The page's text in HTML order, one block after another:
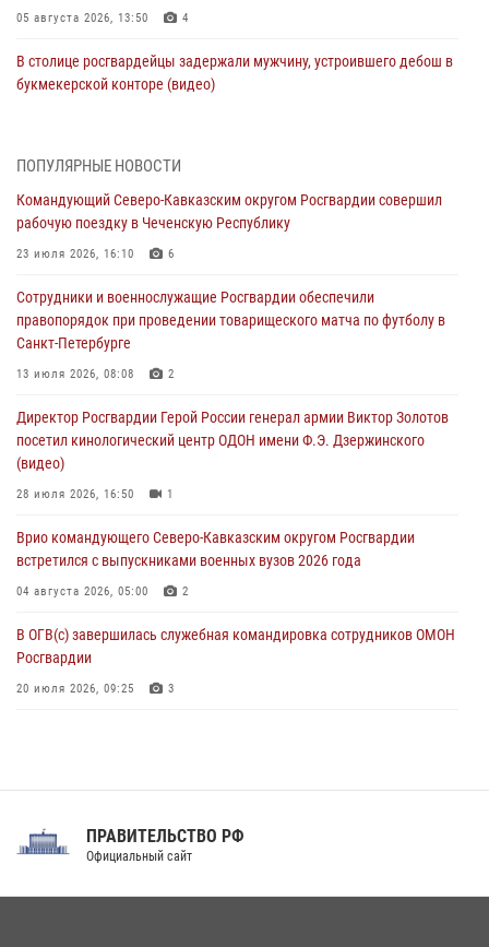
05 августа 2026, 13:50 4
В столице росгвардейцы задержали мужчину, устроившего дебош в
букмекерской конторе (видео)
В Удмуртии при силовой поддержке спецназа Росгвардии
оздоровительных услуг (видео)
05 августа 2026, 13:20
посетили мастер-класс по художественной гимнастике
05 августа 2026, 13:00 3
Офицеры Росгвардии и ветераны войск правопорядка почтили
05 августа 2026, 12:40
Росгвардейцы приняли участие в акции «Волна памяти»,
посвящённой 83‑й годовщине освобождения Белгорода от
05 августа 2026, 12:13 1
ПОПУЛЯРНЫЕ НОВОСТИ
Командующий Северо-Кавказским округом Росгвардии совершил
рабочую поездку в Чеченскую Республику
23 июля 2026, 16:10 6
Сотрудники и военнослужащие Росгвардии обеспечили
правопорядок при проведении товарищеского матча по футболу в
Санкт-Петербурге
13 июля 2026, 08:08 2
Директор Росгвардии Герой России генерал армии Виктор Золотов
посетил кинологический центр ОДОН имени Ф.Э. Дзержинского
(видео)
28 июля 2026, 16:50 1
Врио командующего Северо-Кавказским округом Росгвардии
встретился с выпускниками военных вузов 2026 года
04 августа 2026, 05:00 2
В ОГВ(с) завершилась служебная командировка сотрудников ОМОН
Росгвардии
20 июля 2026, 09:25 3
Праздник «Один день с Росгвардией» к 105-летию Центрального
ПРАВИТЕЛЬСТВО РФ
Официальный сайт